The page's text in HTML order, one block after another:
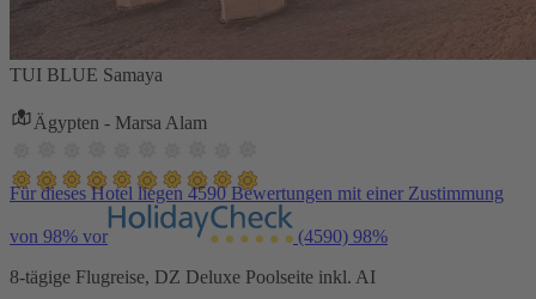
TUI BLUE Samaya
Ägypten - Marsa Alam
Für dieses Hotel liegen 4590 Bewertungen mit einer Zustimmung
von 98% vor (4590) 98%
8-tägige Flugreise, DZ Deluxe Poolseite inkl. AI